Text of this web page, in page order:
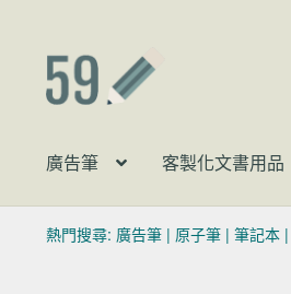
跳至導覽列
跳至主要內容
廣告筆 客製化文書用品
熱門搜尋: 廣告筆| 原子筆| 筆記本|